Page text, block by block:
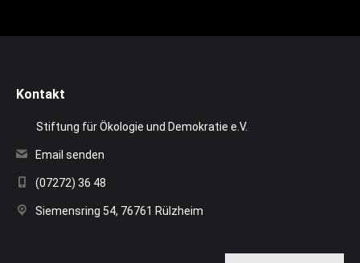
Kontakt
Stiftung für Ökologie und Demokratie e.V.
Email senden
(07272) 36 48
Siemensring 54, 76761 Rülzheim